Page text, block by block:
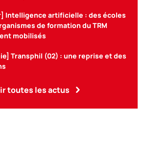
Intelligence artificielle : des écoles
de formation du TRM
mobilisés
Transphil (02) : une reprise et des
toutes les actus